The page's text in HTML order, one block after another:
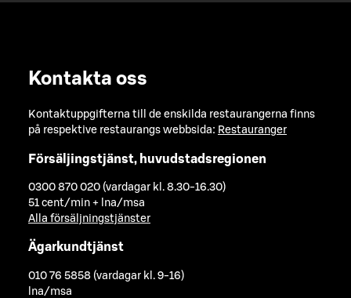
Kontakta oss
Kontaktuppgifterna till de enskilda restaurangerna finns
på respektive restaurangs webbsida: Restauranger
Försäljingstjänst, huvudstadsregionen
0300 870 020 (vardagar kl. 8.30-16.30)
51 cent/min + lna/msa
Alla försäljningstjänster
Ägarkundtjänst
010 76 5858 (vardagar kl. 9-16)
lna/msa